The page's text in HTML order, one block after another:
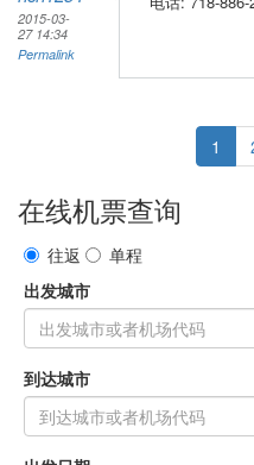
2015-03-
27 14:34
Permalink
1
在线机票查询
往返
单程
出发城市
到达城市